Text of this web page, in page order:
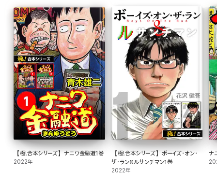
【極!合本シリーズ】ナニワ金融道1巻
2022年
【極!合本シリーズ】ボーイズ・オン・
ザ・ラン&ルサンチマン1巻
2022年
ナ